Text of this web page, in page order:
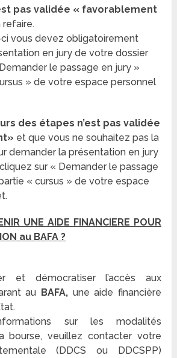
pas validée « favorablement
refaire.
ci vous devez obligatoirement
en jury de votre dossier
le passage en jury »
» de votre espace personnel
des étapes n’est pas validée
et que vous ne souhaitez pas la
demander la présentation en jury
sur « Demander le passage
« cursus » de votre espace
UNE AIDE FINANCIERE POUR
au BAFA ?
et démocratiser l’accès aux
au BAFA, une aide financière
sur les modalités
bourse, veuillez contacter votre
(DDCS ou DDCSPP)